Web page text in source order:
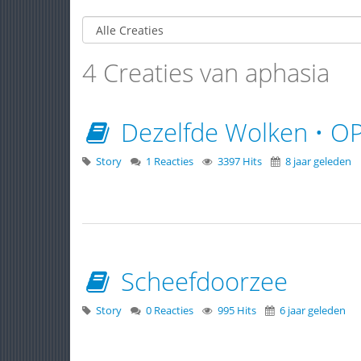
4 Creaties van aphasia
Dezelfde Wolken •
Story 1 Reacties 3397 Hits 8 jaar geleden
Scheefdoorzee
Story 0 Reacties 995 Hits 6 jaar geleden